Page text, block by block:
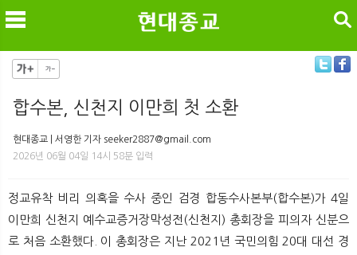
검색
합수본, 신천지 이만희 첫 소환
현대종교 | 서영한 기자 seeker2887@gmail.com
2026년 06월 04일 14시 58분 입력
정교유착 비리 의혹을 수사 중인 검경 합동수사본부(합수본)가 4일
이만희 신천지 예수교증거장막성전(신천지) 총회장을 피의자 신분으
로 처음 소환했다. 이 총회장은 지난 2021년 국민의힘 20대 대선 경